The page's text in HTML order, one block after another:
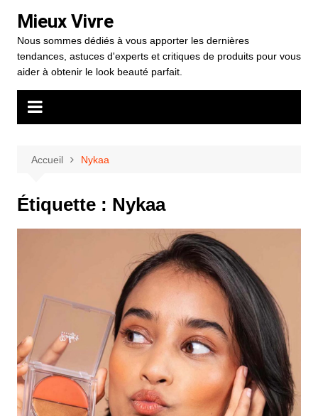
contenu
Mieux Vivre
Nous sommes dédiés à vous apporter les dernières
tendances, astuces d'experts et critiques de produits pour vous
aider à obtenir le look beauté parfait.
Accueil Nykaa
Étiquette : Nykaa